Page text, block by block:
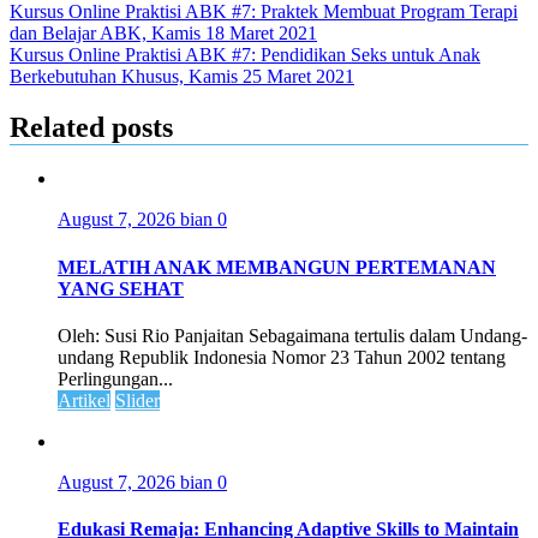
Kursus Online Praktisi ABK #7: Praktek Membuat Program Terapi
dan Belajar ABK, Kamis 18 Maret 2021
Kursus Online Praktisi ABK #7: Pendidikan Seks untuk Anak
Berkebutuhan Khusus, Kamis 25 Maret 2021
Related posts
August 7, 2026 bian 0
MELATIH ANAK MEMBANGUN PERTEMANAN
YANG SEHAT
Oleh: Susi Rio Panjaitan Sebagaimana tertulis dalam Undang-
undang Republik Indonesia Nomor 23 Tahun 2002 tentang
Perlingungan...
Artikel Slider
August 7, 2026 bian 0
Edukasi Remaja: Enhancing Adaptive Skills to Maintain